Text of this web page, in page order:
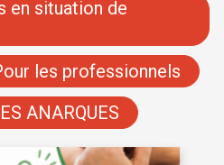
en situation de
les professionnels
ANARQUES